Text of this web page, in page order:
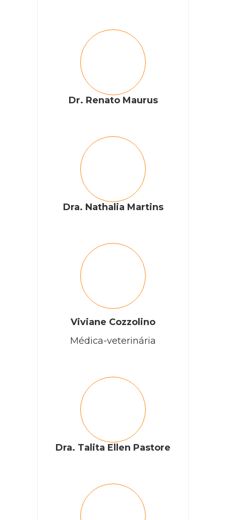
Dr. Renato Maurus
Dra. Nathalia Martins
Viviane Cozzolino
Médica-veterinária
Dra. Talita Ellen Pastore